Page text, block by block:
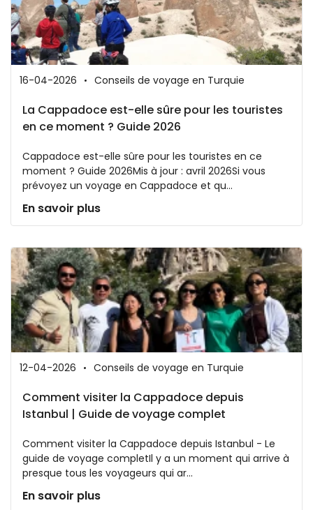
16-04-2026 Conseils de voyage en Turquie
La Cappadoce est-elle sûre pour les touristes
en ce moment ? Guide 2026
Cappadoce est-elle sûre pour les touristes en ce
moment ? Guide 2026Mis à jour : avril 2026Si vous
prévoyez un voyage en Cappadoce et qu...
En savoir plus
12-04-2026 Conseils de voyage en Turquie
Comment visiter la Cappadoce depuis
Istanbul | Guide de voyage complet
Comment visiter la Cappadoce depuis Istanbul - Le
guide de voyage completIl y a un moment qui arrive à
presque tous les voyageurs qui ar...
En savoir plus